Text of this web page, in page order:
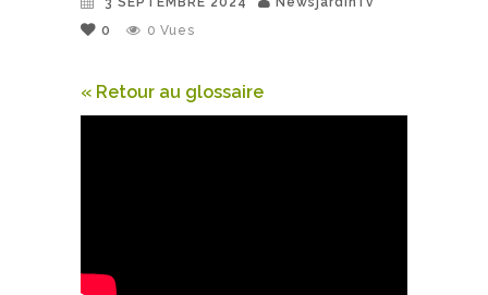
0
0 Vues
« Retour au glossaire